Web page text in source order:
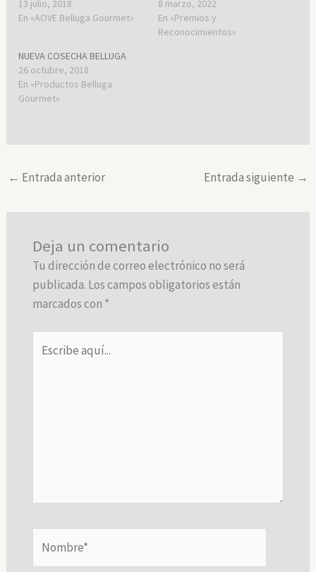
13 julio, 2018
En «AOVE Belluga Gourmet»
8 marzo, 2022
En «Premios y
Reconocimientos»
NUEVA COSECHA BELLUGA
26 octubre, 2018
En «Productos Belluga
Gourmet»
← Entrada anterior Entrada siguiente →
Deja un comentario
Tu dirección de correo electrónico no será
publicada. Los campos obligatorios están
marcados con *
aquí...